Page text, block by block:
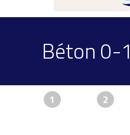
Béton 0-
1 2